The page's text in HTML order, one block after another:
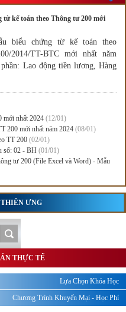
từ kế toán theo Thông tư 200 mới
biểu chứng từ kế toán theo
2014/TT-BTC mới nhất năm
Lao động tiền lương, Hàng
mới nhất 2024 (12/01)
200 mới nhất năm 2024 (08/01)
TT 200 (02/01)
số: 02 - BH (01/01)
tư 200 (File Excel và Word) - Mẫu
ƯNG
THỰC TẾ
Lựa Chọn Khóa Học
Chương Trình Khuyến Mại - Học Phí